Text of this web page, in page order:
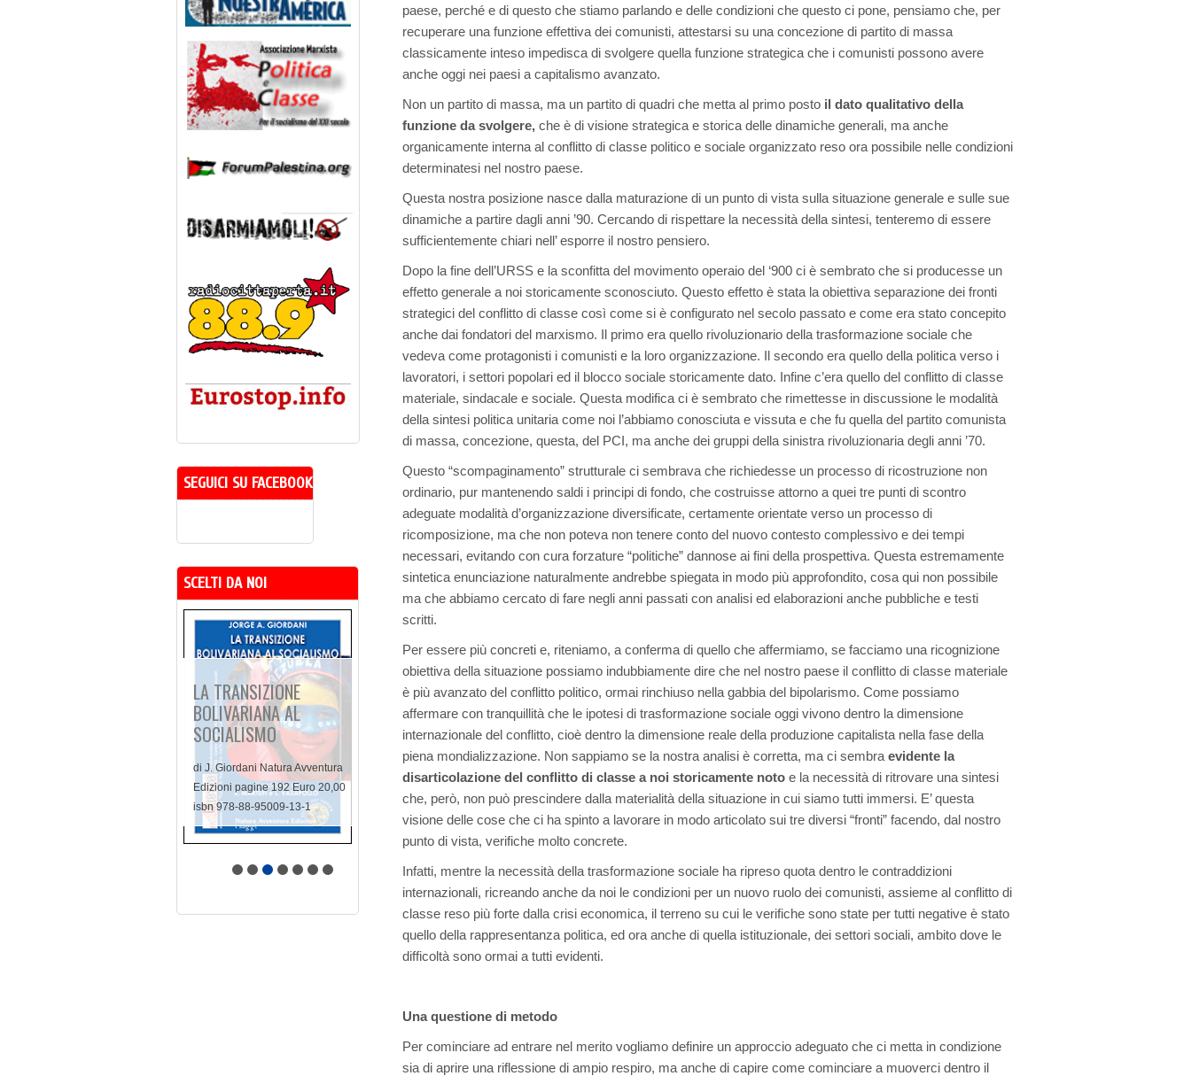
paese, perché e di questo che stiamo parlando e delle condizioni che questo ci pone, pensiamo che, per
recuperare una funzione effettiva dei comunisti, attestarsi su una concezione di partito di massa
classicamente inteso impedisca di svolgere quella funzione strategica che i comunisti possono avere
anche oggi nei paesi a capitalismo avanzato.
Non un partito di massa, ma un partito di quadri che metta al primo posto il dato qualitativo della
funzione da svolgere, che è di visione strategica e storica delle dinamiche generali, ma anche
organicamente interna al conflitto di classe politico e sociale organizzato reso ora possibile nelle condizioni
determinatesi nel nostro paese.
Questa nostra posizione nasce dalla maturazione di un punto di vista sulla situazione generale e sulle sue
dinamiche a partire dagli anni ’90. Cercando di rispettare la necessità della sintesi, tenteremo di essere
sufficientemente chiari nell’ esporre il nostro pensiero.
Dopo la fine dell’URSS e la sconfitta del movimento operaio del ‘900 ci è sembrato che si producesse un
effetto generale a noi storicamente sconosciuto. Questo effetto è stata la obiettiva separazione dei fronti
strategici del conflitto di classe così come si è configurato nel secolo passato e come era stato concepito
anche dai fondatori del marxismo. Il primo era quello rivoluzionario della trasformazione sociale che
vedeva come protagonisti i comunisti e la loro organizzazione. Il secondo era quello della politica verso i
lavoratori, i settori popolari ed il blocco sociale storicamente dato. Infine c’era quello del conflitto di classe
materiale, sindacale e sociale. Questa modifica ci è sembrato che rimettesse in discussione le modalità
della sintesi politica unitaria come noi l’abbiamo conosciuta e vissuta e che fu quella del partito comunista
di massa, concezione, questa, del PCI, ma anche dei gruppi della sinistra rivoluzionaria degli anni ’70.
Questo “scompaginamento” strutturale ci sembrava che richiedesse un processo di ricostruzione non
ordinario, pur mantenendo saldi i principi di fondo, che costruisse attorno a quei tre punti di scontro
adeguate modalità d’organizzazione diversificate, certamente orientate verso un processo di
ricomposizione, ma che non poteva non tenere conto del nuovo contesto complessivo e dei tempi
necessari, evitando con cura forzature “politiche” dannose ai fini della prospettiva. Questa estremamente
sintetica enunciazione naturalmente andrebbe spiegata in modo più approfondito, cosa qui non possibile
ma che abbiamo cercato di fare negli anni passati con analisi ed elaborazioni anche pubbliche e testi
scritti.
Per essere più concreti e, riteniamo, a conferma di quello che affermiamo, se facciamo una ricognizione
obiettiva della situazione possiamo indubbiamente dire che nel nostro paese il conflitto di classe materiale
è più avanzato del conflitto politico, ormai rinchiuso nella gabbia del bipolarismo. Come possiamo
affermare con tranquillità che le ipotesi di trasformazione sociale oggi vivono dentro la dimensione
internazionale del conflitto, cioè dentro la dimensione reale della produzione capitalista nella fase della
piena mondializzazione. Non sappiamo se la nostra analisi è corretta, ma ci sembra evidente la
disarticolazione del conflitto di classe a noi storicamente noto e la necessità di ritrovare una sintesi
che, però, non può prescindere dalla materialità della situazione in cui siamo tutti immersi. E’ questa
visione delle cose che ci ha spinto a lavorare in modo articolato sui tre diversi “fronti” facendo, dal nostro
punto di vista, verifiche molto concrete.
Infatti, mentre la necessità della trasformazione sociale ha ripreso quota dentro le contraddizioni
internazionali, ricreando anche da noi le condizioni per un nuovo ruolo dei comunisti, assieme al conflitto di
classe reso più forte dalla crisi economica, il terreno su cui le verifiche sono state per tutti negative è stato
quello della rappresentanza politica, ed ora anche di quella istituzionale, dei settori sociali, ambito dove le
difficoltà sono ormai a tutti evidenti.
Una questione di metodo
Per cominciare ad entrare nel merito vogliamo definire un approccio adeguato che ci metta in condizione
sia di aprire una riflessione di ampio respiro, ma anche di capire come cominciare a muoverci dentro il
SEGUICI SU FACEBOOK
SCELTI DA NOI
LA TRANSIZIONE
BOLIVARIANA AL
SOCIALISMO
di J. Giordani Natura Avventura
Edizioni pagine 192 Euro 20,00
isbn 978-88-95009-13-1